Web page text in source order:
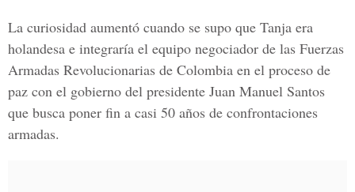
La curiosidad aumentó cuando se supo que Tanja era
holandesa e integraría el equipo negociador de las Fuerzas
Armadas Revolucionarias de Colombia en el proceso de
paz con el gobierno del presidente Juan Manuel Santos
que busca poner fin a casi 50 años de confrontaciones
armadas.